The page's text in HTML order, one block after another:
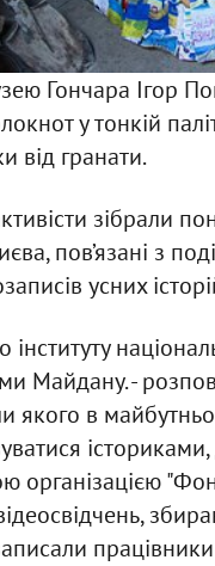
Гончара Ігор
у тонкій
від гранати.
зібрали
пов’язані з
усних
Майдану. -
якого в
організацією